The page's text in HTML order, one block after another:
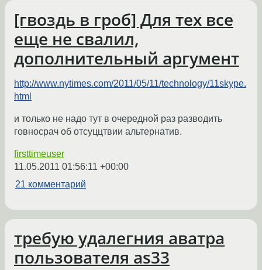
[гвоздь в гроб] Для тех все
еще не свалил,
дополнительный аргумент
http://www.nytimes.com/2011/05/11/technology/11skype.
html
и только не надо тут в очередной раз разводить
говносрач об отсуццтвии альтернатив.
firsttimeuser
11.05.2011 01:56:11 +00:00
21 комментарий
требую удалегния аватра
пользователя as33